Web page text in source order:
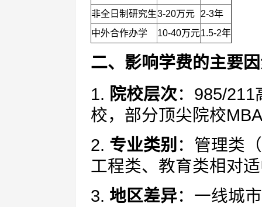
非全日制研究生3-20万元
2-3年
中外合作办学
10-40万元1.5-2年
二、影响学费的主要
1. 院校层次：985/
校，部分顶尖院校
2. 专业类别 ：管理类
工程类、教育类相对
3. 地区差异：一线城